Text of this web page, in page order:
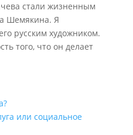
стали жизненным
Шемякина. Я
русским художником.
того, что он делает
или социальное